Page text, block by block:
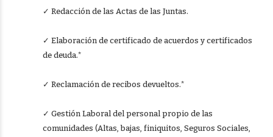
✓ Redacción de las Actas de las Juntas.
✓ Elaboración de certificado de acuerdos y certificados
de deuda.*
✓ Reclamación de recibos devueltos.*
✓ Gestión Laboral del personal propio de las
comunidades (Altas, bajas, finiquitos, Seguros Sociales,